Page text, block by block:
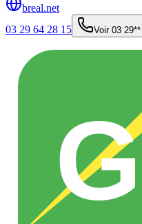
breal.net
03 29 64 28 15
Voir 03
G